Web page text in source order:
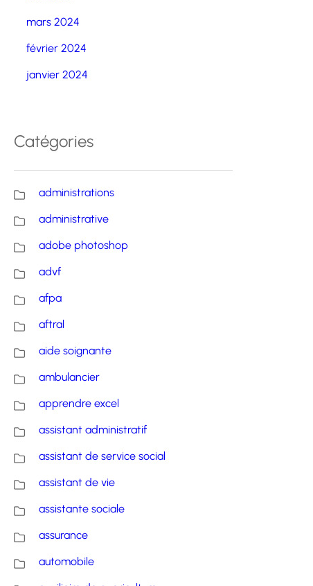
mars 2024
février 2024
janvier 2024
Catégories
administrations
administrative
adobe photoshop
advf
afpa
aftral
aide soignante
ambulancier
apprendre excel
assistant administratif
assistant de service social
assistant de vie
assistante sociale
assurance
automobile